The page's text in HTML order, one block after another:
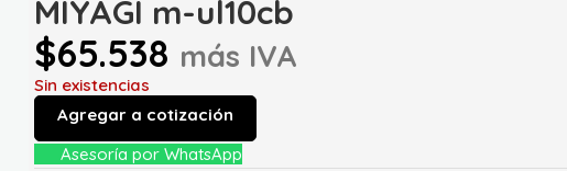
MIYAGI m-ul10cb
$65.538 más IVA
Sin existencias
Agregar a cotización
Asesoría por WhatsApp